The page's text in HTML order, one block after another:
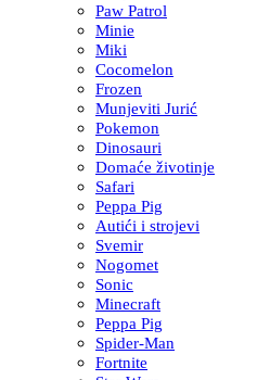
Paw Patrol
Minie
Miki
Cocomelon
Frozen
Munjeviti Jurić
Pokemon
Dinosauri
Domaće životinje
Safari
Peppa Pig
Autići i strojevi
Svemir
Nogomet
Sonic
Minecraft
Peppa Pig
Spider-Man
Fortnite